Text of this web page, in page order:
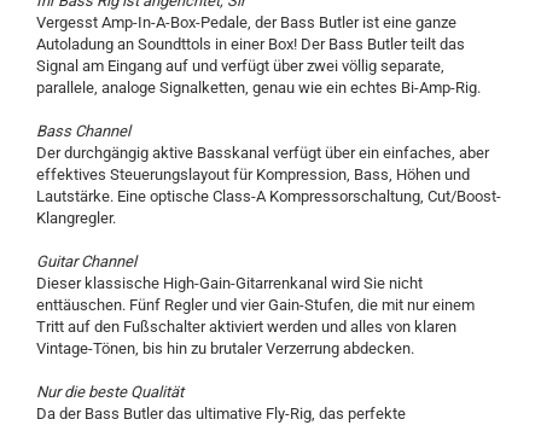
Vergesst Amp-In-A-Box-Pedale, der Bass Butler ist eine ganze
Autoladung an Soundttols in einer Box! Der Bass Butler teilt das
Signal am Eingang auf und verfügt über zwei völlig separate,
parallele, analoge Signalketten, genau wie ein echtes Bi-Amp-Rig.
Bass Channel
Der durchgängig aktive Basskanal verfügt über ein einfaches, aber
effektives Steuerungslayout für Kompression, Bass, Höhen und
Lautstärke. Eine optische Class-A Kompressorschaltung, Cut/Boost-
Klangregler.
Guitar Channel
Dieser klassische High-Gain-Gitarrenkanal wird Sie nicht
enttäuschen. Fünf Regler und vier Gain-Stufen, die mit nur einem
Tritt auf den Fußschalter aktiviert werden und alles von klaren
Vintage-Tönen, bis hin zu brutaler Verzerrung abdecken.
Nur die beste Qualität
Da der Bass Butler das ultimative Fly-Rig, das perfekte